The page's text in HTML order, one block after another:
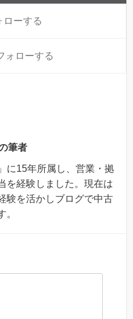
ローする
ォローする
筆者
に15年所属し、営業・拠
を経験しました。現在は
験を活かしブログで中古
。